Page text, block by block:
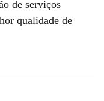
de serviços
qualidade de